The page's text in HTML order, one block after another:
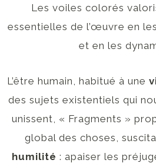
Les voiles colorés
essentielles de l’œuvre en
et en les
L’être humain, habitué à une
des sujets existentiels qui
unissent, « Fragments »
global des choses,
humilité : apaiser les